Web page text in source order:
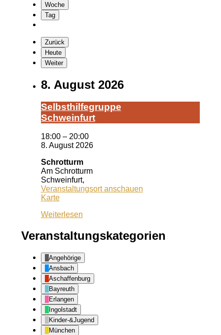
Woche
Tag
Zurück
Heute
Weiter
8. August 2026
Selbst­hil­fe­grup­pe
Schwein­furt
18:00 – 20:00
8. August 2026
Schrotturm
Am Schrotturm
Schweinfurt,
Veranstaltungsort anschauen
KarteSchrotturm
Weiterlesen
Veranstaltungskategorien
Angehörige
Ansbach
Aschaffenburg
Bayreuth
Erlangen
Ingolstadt
Kinder-&Jugend
München